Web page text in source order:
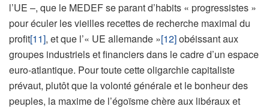
l’UE –, que le MEDEF se parant d’habits « progressistes »
pour éculer les vieilles recettes de recherche maximal du
profit[11], et que l’« UE allemande »[12]obéissant aux
groupes industriels et financiers dans le cadre d’un espace
euro-atlantique. Pour toute cette oligarchie capitaliste
prévaut, plutôt que la volonté générale et le bonheur des
peuples, la maxime de l’égoïsme chère aux libéraux et